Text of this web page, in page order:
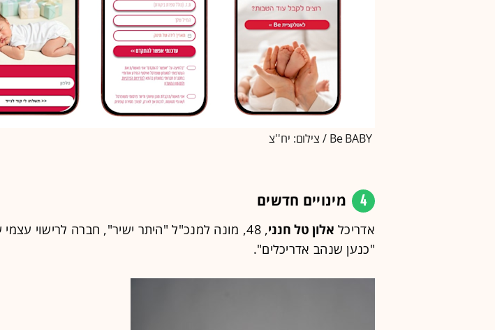
4 מינויים חדשים
אדריכל אלון טל חנני
, 48, מונה למנכ"ל "היתר ישיר", חברה לרישוי
"כנען שנהב אדריכלים".